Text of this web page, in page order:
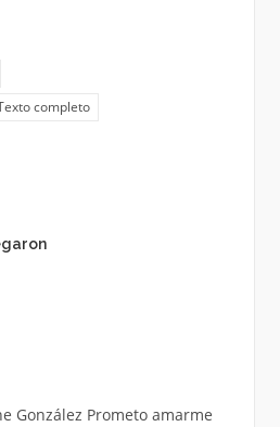
completo
González Prometo amarme